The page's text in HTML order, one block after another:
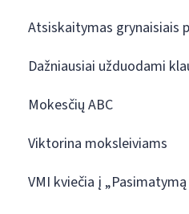
Atsiskaitymas grynaisiais
Dažniausiai užduodami
Mokesčių ABC
Viktorina moksleiviams
VMI kviečia į